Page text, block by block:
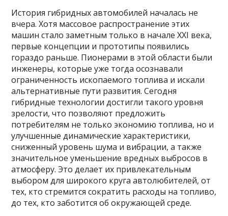
История гибридных автомобилей началась не
вчера. Хотя массовое распространение этих
машин стало заметным только в начале XXI века,
первые концепции и прототипы появились
гораздо раньше. Пионерами в этой области были
инженеры, которые уже тогда осознавали
ограниченность ископаемого топлива и искали
альтернативные пути развития. Сегодня
гибридные технологии достигли такого уровня
зрелости, что позволяют предложить
потребителям не только экономию топлива, но и
улучшенные динамические характеристики,
сниженный уровень шума и вибрации, а также
значительное уменьшение вредных выбросов в
атмосферу. Это делает их привлекательным
выбором для широкого круга автолюбителей, от
тех, кто стремится сократить расходы на топливо,
до тех, кто заботится об окружающей среде.